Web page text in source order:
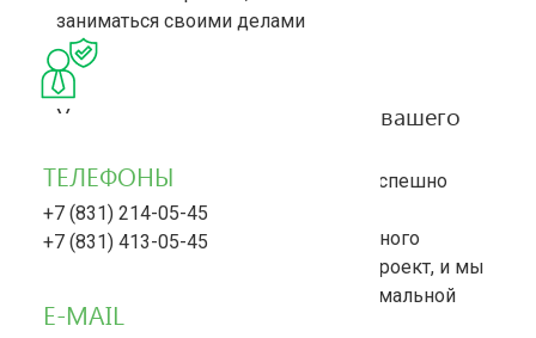
заниматься своими делами
Универсальное решение для вашего
Многолетний опыт позволяет нам успешно
реализовывать любые задачи – от
ландшафтного дизайна до капитального
строительства. Доверьте нам ваш проект, и мы
воплотим его в реальность с максимальной
эффективностью
ТЕЛЕФОНЫ
+7 (831) 214-05-45
+7 (831) 413-05-45
E-MAIL